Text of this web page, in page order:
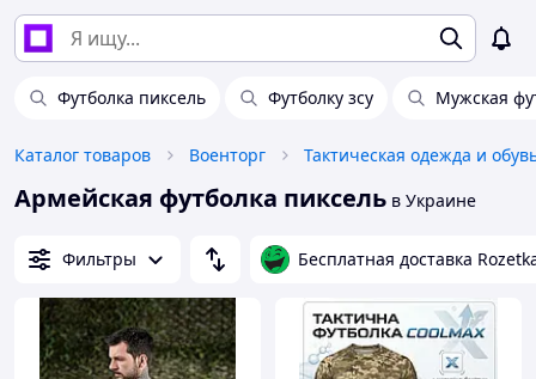
Футболка пиксель Футболку зсу Мужская
Каталог товаров Военторг Тактическая одежда и
Армейская футболка пиксель в Украине
Фильтры Бесплатная доставка